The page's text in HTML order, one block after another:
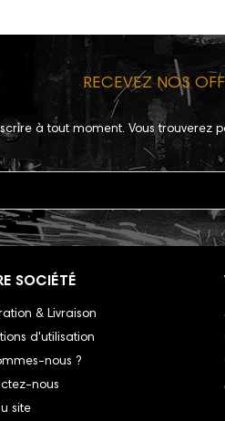
RECEVEZ NOS
à tout moment. Vous
SOCIÉTÉ
& Livraison
d'utilisation
nous ?
nous
site